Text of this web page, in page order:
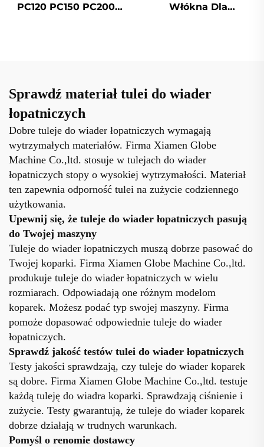
PC120 PC150 PC200
Włókna Dla
Sprawdź materiał tulei do wiader
łopatniczych
Dobre tuleje do wiader łopatniczych wymagają
wytrzymałych materiałów. Firma Xiamen Globe
Machine Co.,ltd. stosuje w tulejach do wiader
łopatniczych stopy o wysokiej wytrzymałości. Materiał
ten zapewnia odporność tulei na zużycie codziennego
użytkowania.
Upewnij się, że tuleje do wiader łopatniczych pasują
do Twojej maszyny
Tuleje do wiader łopatniczych muszą dobrze pasować do
Twojej koparki. Firma Xiamen Globe Machine Co.,ltd.
produkuje tuleje do wiader łopatniczych w wielu
rozmiarach. Odpowiadają one różnym modelom
koparek. Możesz podać typ swojej maszyny. Firma
pomoże dopasować odpowiednie tuleje do wiader
łopatniczych.
Sprawdź jakość testów tulei do wiader łopatniczych
Testy jakości sprawdzają, czy tuleje do wiader koparek
są dobre. Firma Xiamen Globe Machine Co.,ltd. testuje
każdą tuleję do wiadra koparki. Sprawdzają ciśnienie i
zużycie. Testy gwarantują, że tuleje do wiader koparek
dobrze działają w trudnych warunkach.
Pomyśl o renomie dostawcy